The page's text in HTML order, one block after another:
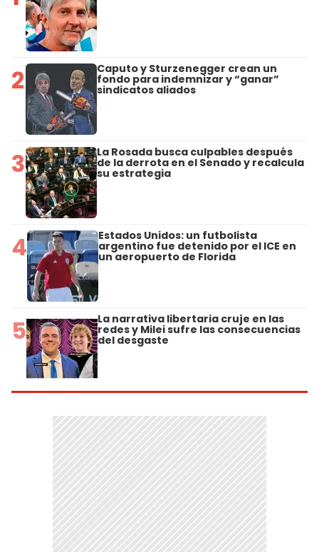
2 Caputo y Sturzenegger crean un
fondo para indemnizar y “ganar”
sindicatos aliados
3 La Rosada busca culpables después
de la derrota en el Senado y recalcula
su estrategia
4 Estados Unidos: un futbolista
argentino fue detenido por el ICE en
un aeropuerto de Florida
5 La narrativa libertaria cruje en las
redes y Milei sufre las consecuencias
del desgaste